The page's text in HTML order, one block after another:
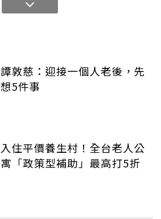
譚敦慈：迎接一個人老後，先
想5件事
入住平價養生村！全台老人公
寓「政策型補助」最高打5折